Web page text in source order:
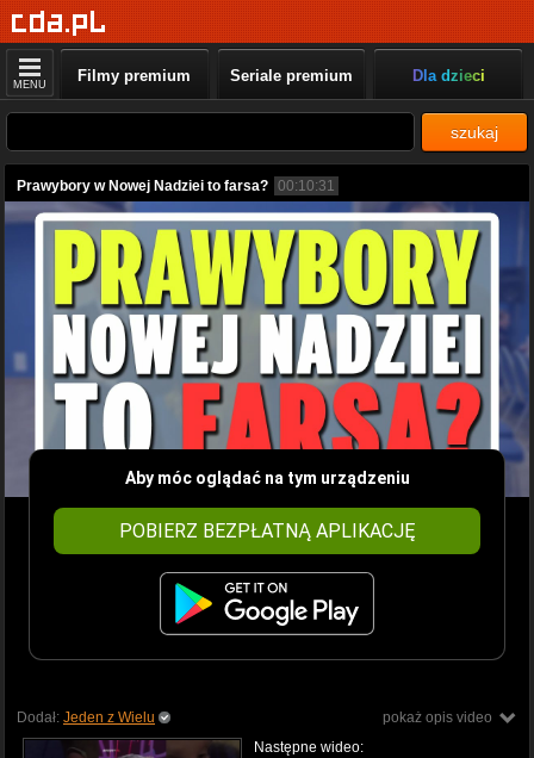
MENU Filmy premium Seriale premium Dla dzieci
szukaj
Prawybory w Nowej Nadziei to farsa? 00:10:31
Aby móc oglądać na tym urządzeniu
POBIERZ BEZPŁATNĄ APLIKACJĘ
pokaż opis video
Dodał: Jeden z Wielu
Następne wideo: